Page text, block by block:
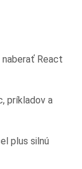
React
príkladov a
plus silnú